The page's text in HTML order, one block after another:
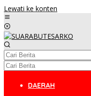
Lewati ke konten
DAERAH